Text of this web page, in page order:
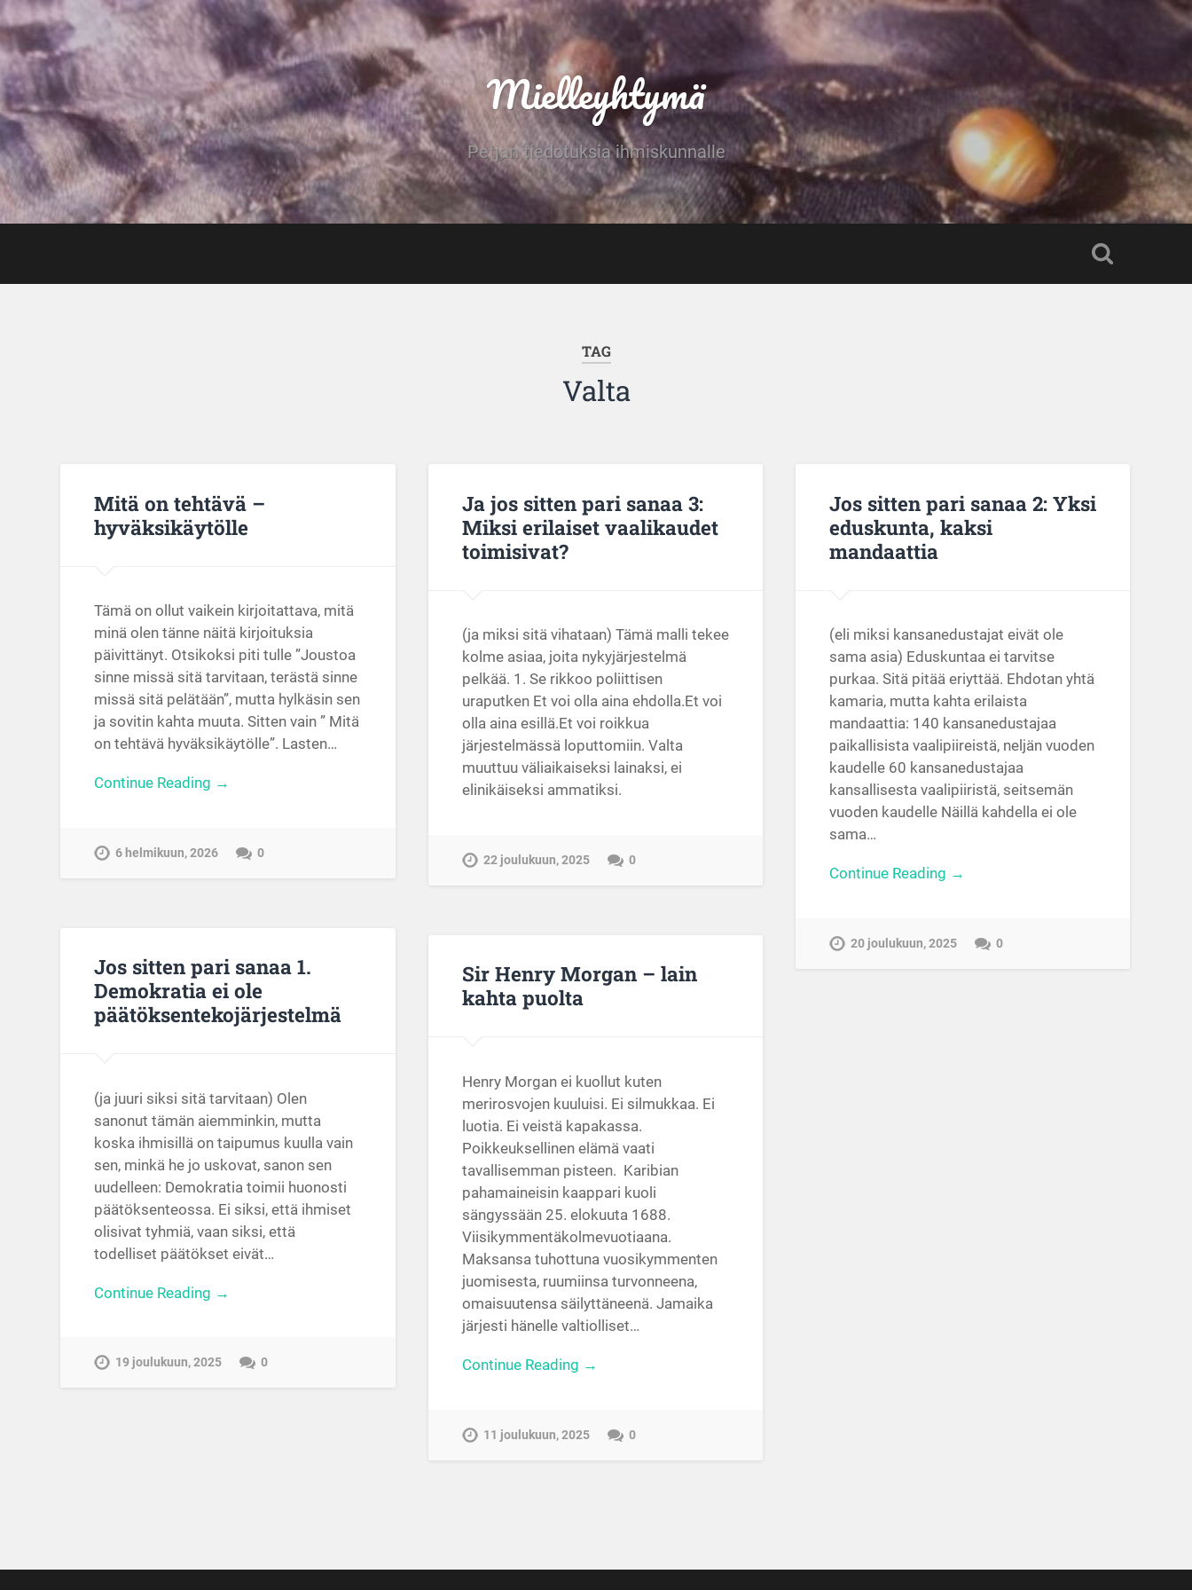
Mielleyhtymä
Petjan tiedotuksia ihmiskunnalle
TAG
Valta
Mitä on tehtävä –
hyväksikäytölle
Tämä on ollut vaikein kirjoitattava, mitä
minä olen tänne näitä kirjoituksia
päivittänyt. Otsikoksi piti tulle ”Joustoa
sinne missä sitä tarvitaan, terästä sinne
missä sitä pelätään”, mutta hylkäsin sen
ja sovitin kahta muuta. Sitten vain ” Mitä
on tehtävä hyväksikäytölle”. Lasten…
Continue Reading →
6 helmikuun, 2026 0
Ja jos sitten pari sanaa 3:
Miksi erilaiset vaalikaudet
toimisivat?
(ja miksi sitä vihataan) Tämä malli tekee
kolme asiaa, joita nykyjärjestelmä
pelkää. 1. Se rikkoo poliittisen
uraputken Et voi olla aina ehdolla.Et voi
olla aina esillä.Et voi roikkua
järjestelmässä loputtomiin. Valta
muuttuu väliaikaiseksi lainaksi, ei
elinikäiseksi ammatiksi.
22 joulukuun, 2025 0
Jos sitten pari sanaa 2: Yksi
eduskunta, kaksi
mandaattia
(eli miksi kansanedustajat eivät ole
sama asia) Eduskuntaa ei tarvitse
purkaa. Sitä pitää eriyttää. Ehdotan yhtä
kamaria, mutta kahta erilaista
mandaattia: 140 kansanedustajaa
paikallisista vaalipiireistä, neljän vuoden
kaudelle 60 kansanedustajaa
kansallisesta vaalipiiristä, seitsemän
vuoden kaudelle Näillä kahdella ei ole
sama…
Continue Reading →
20 joulukuun, 2025 0
Jos sitten pari sanaa 1.
Demokratia ei ole
päätöksentekojärjestelmä
(ja juuri siksi sitä tarvitaan) Olen
sanonut tämän aiemminkin, mutta
koska ihmisillä on taipumus kuulla vain
sen, minkä he jo uskovat, sanon sen
uudelleen: Demokratia toimii huonosti
päätöksenteossa. Ei siksi, että ihmiset
olisivat tyhmiä, vaan siksi, että
todelliset päätökset eivät…
Continue Reading →
19 joulukuun, 2025 0
Sir Henry Morgan – lain
kahta puolta
Henry Morgan ei kuollut kuten
merirosvojen kuuluisi. Ei silmukkaa. Ei
luotia. Ei veistä kapakassa.
Poikkeuksellinen elämä vaati
tavallisemman pisteen. Karibian
pahamaineisin kaappari kuoli
sängyssään 25. elokuuta 1688.
Viisikymmentäkolmevuotiaana.
Maksansa tuhottuna vuosikymmenten
juomisesta, ruumiinsa turvonneena,
omaisuutensa säilyttäneenä. Jamaika
järjesti hänelle valtiolliset…
Continue Reading →
11 joulukuun, 2025 0